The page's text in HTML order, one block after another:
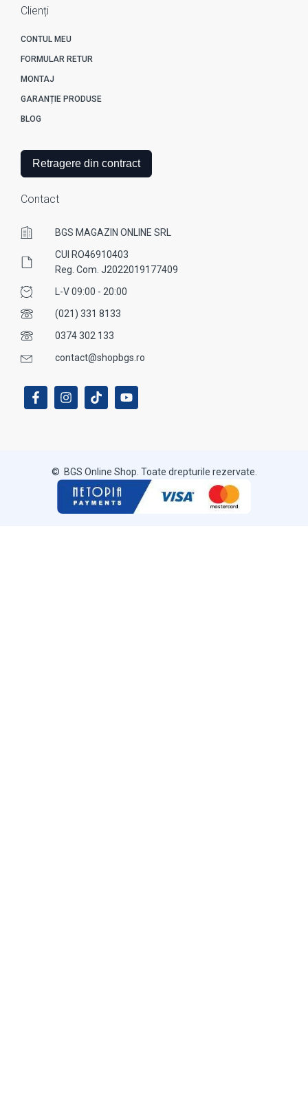
Clienți
CONTUL MEU
FORMULAR RETUR
MONTAJ
GARANȚIE PRODUSE
BLOG
Retragere din contract
Contact
BGS MAGAZIN ONLINE SRL
CUI RO46910403
Reg. Com. J2022019177409
L-V 09:00 - 20:00
(021) 331 8133
0374 302 133
contact@shopbgs.ro
© BGS Online Shop. Toate drepturile rezervate.